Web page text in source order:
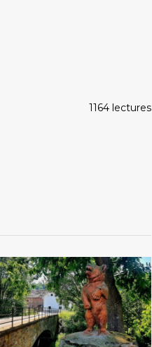
1164 lectures